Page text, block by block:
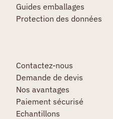
Guides emballages
Protection des données
Contactez-nous
Demande de devis
Nos avantages
Paiement sécurisé
Echantillons